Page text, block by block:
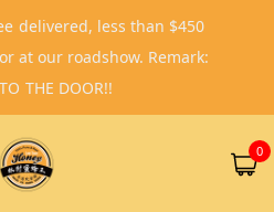
0
delivered, less than $450
at our roadshow. Remark:
THE DOOR!!